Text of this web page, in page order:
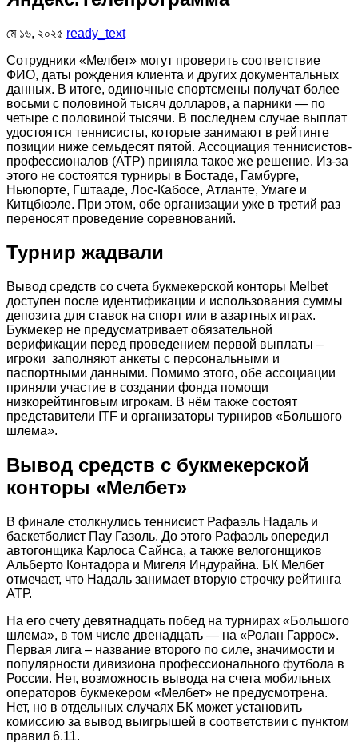
মে ১৬, ২০২৫ ready_text
Сотрудники «Мелбет» могут проверить соответствие
ФИО, даты рождения клиента и других документальных
данных. В итоге, одиночные спортсмены получат более
восьми с половиной тысяч долларов, а парники — по
четыре с половиной тысячи. В последнем случае выплат
удостоятся теннисисты, которые занимают в рейтинге
позиции ниже семьдесят пятой. Ассоциация теннисистов-
профессионалов (ATP) приняла такое же решение. Из-за
этого не состоятся турниры в Бостаде, Гамбурге,
Ньюпорте, Гштааде, Лос-Кабосе, Атланте, Умаге и
Китцбюэле. При этом, обе организации уже в третий раз
переносят проведение соревнований.
Турнир жадвали
Вывод средств со счета букмекерской конторы Melbet
доступен после идентификации и использования суммы
депозита для ставок на спорт или в азартных играх.
Букмекер не предусматривает обязательной
верификации перед проведением первой выплаты –
игроки заполняют анкеты с персональными и
паспортными данными. Помимо этого, обе ассоциации
приняли участие в создании фонда помощи
низкорейтинговым игрокам. В нём также состоят
представители ITF и организаторы турниров «Большого
шлема».
Вывод средств с букмекерской
конторы «Мелбет»
В финале столкнулись теннисист Рафаэль Надаль и
баскетболист Пау Газоль. До этого Рафаэль опередил
автогонщика Карлоса Сайнса, а также велогонщиков
Альберто Контадора и Мигеля Индурайна. БК Мелбет
отмечает, что Надаль занимает вторую строчку рейтинга
АТР.
На его счету девятнадцать побед на турнирах «Большого
шлема», в том числе двенадцать — на «Ролан Гаррос».
Первая лига – название второго по силе, значимости и
популярности дивизиона профессионального футбола в
России. Нет, возможность вывода на счета мобильных
операторов букмекером «Мелбет» не предусмотрена.
Нет, но в отдельных случаях БК может установить
комиссию за вывод выигрышей в соответствии с пунктом
правил 6.11.